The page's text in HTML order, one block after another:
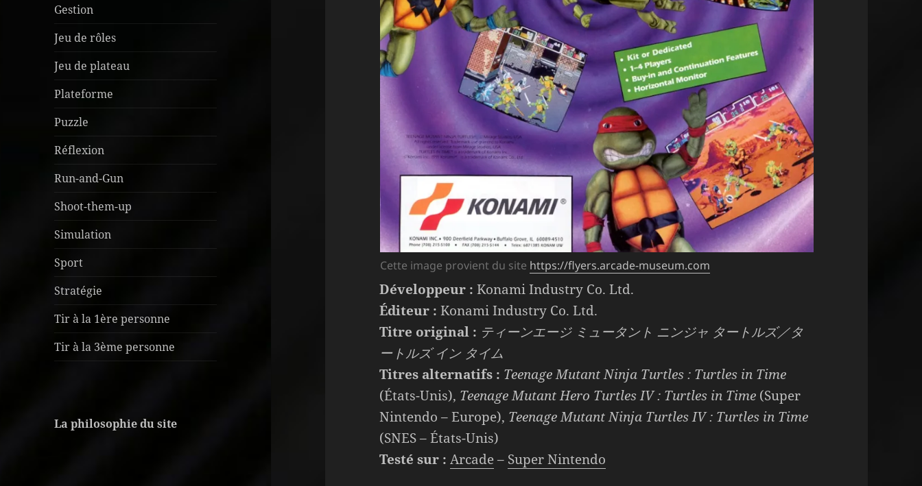
Gestion
Jeu de rôles
Jeu de plateau
Plateforme
Puzzle
Réflexion
Run-and-Gun
Shoot-them-up
Simulation
Sport
Stratégie
Tir à la 1ère personne
Tir à la 3ème personne
La philosophie du site
Cette image provient du site https://flyers.arcade-museum.com
Développeur : Konami Industry Co. Ltd.
Éditeur : Konami Industry Co. Ltd.
Titre original : ティーンエージ ミュータント ニンジャ タートルズ／タ
ートルズ イン タイム
Titres alternatifs : Teenage Mutant Ninja Turtles : Turtles in Time
(États-Unis), Teenage Mutant Hero Turtles IV : Turtles in Time (Super
Nintendo – Europe), Teenage Mutant Ninja Turtles IV : Turtles in Time
(SNES – États-Unis)
Testé sur : Arcade– Super Nintendo